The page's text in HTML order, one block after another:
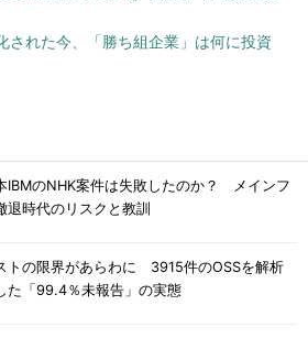
された今、「勝ち組企業」は何に投資
IBMのNHK案件は失敗したのか？ メインフ
退時代のリスクと教訓
トの限界があらわに 3915件のOSSを解析
た「99.4％未報告」の実態